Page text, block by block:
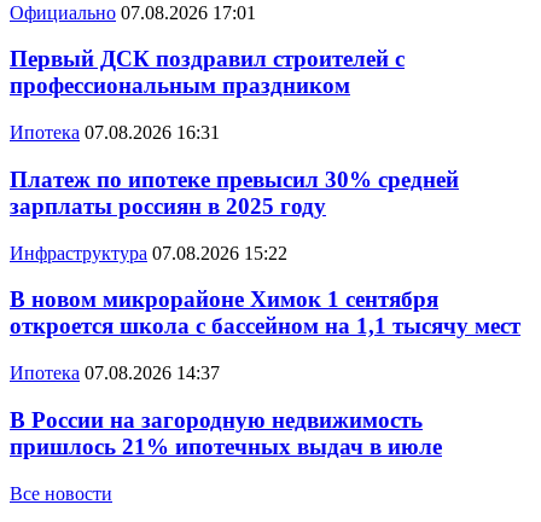
Официально 07.08.2026 17:01
Первый ДСК поздравил строителей с
профессиональным праздником
Ипотека 07.08.2026 16:31
Платеж по ипотеке превысил 30% средней
зарплаты россиян в 2025 году
Инфраструктура 07.08.2026 15:22
В новом микрорайоне Химок 1 сентября
откроется школа с бассейном на 1,1 тысячу мест
Ипотека 07.08.2026 14:37
В России на загородную недвижимость
пришлось 21% ипотечных выдач в июле
Все новости